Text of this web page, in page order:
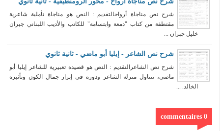
شرح نص مناجاة أرواحالتقديم : النص هو مناجاة تأملية شاعرية
مقتطفة من كتاب "دمعة وابتسامة" للكاتب والأديب اللبناني جبران
خليل جبران ...
شرح نص الشاعر - إيليا أبو ماضي - ثانية ثانوي
شرح نص الشاعرالتقديم : النص هو قصيدة تعبيرية للشاعر إيليا أبو
ماضي، تتناول منزلة الشاعر ودوره في إبراز جمال الكون وتأثيره
الخالد. ...
0 commentaires